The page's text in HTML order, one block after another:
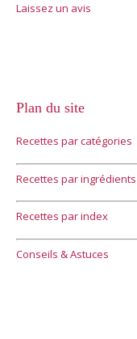
Laissez un avis
Plan du site
Recettes par catégories
Recettes par ingrédients
Recettes par index
Conseils & Astuces